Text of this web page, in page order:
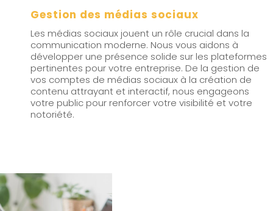
Gestion des médias sociaux
Les médias sociaux jouent un rôle crucial dans la
communication moderne. Nous vous aidons à
développer une présence solide sur les plateformes
pertinentes pour votre entreprise. De la gestion de
vos comptes de médias sociaux à la création de
contenu attrayant et interactif, nous engageons
votre public pour renforcer votre visibilité et votre
notoriété.